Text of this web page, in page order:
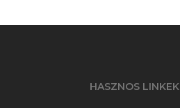
HASZNOS LINKEK